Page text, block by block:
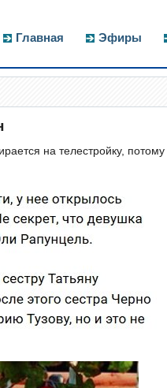
Главная Эфиры
на телестройку, потому